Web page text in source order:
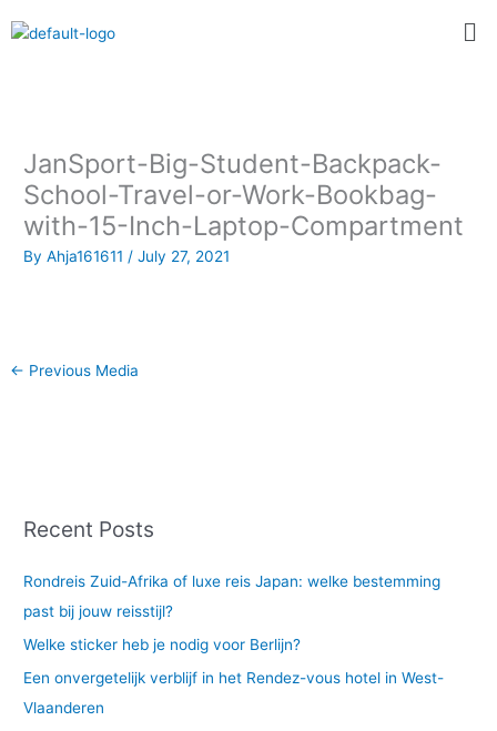
to
JanSport-Big-Student-Backpack-
School-Travel-or-Work-Bookbag-
with-15-Inch-Laptop-Compartment
ByAhja161611/July 27, 2021
← Previous Media
Recent Posts
Rondreis Zuid-Afrika of luxe reis Japan: welke bestemming
past bij jouw reisstijl?
Welke sticker heb je nodig voor Berlijn?
Een onvergetelijk verblijf in het Rendez-vous hotel in West-
Vlaanderen